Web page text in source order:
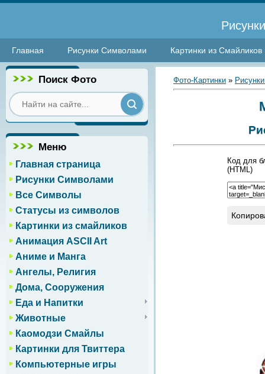
Главная Рисунки Символами Картинки из Смайликов
Поиск Фото
Меню
Главная страница
Рисунки Символами
Все Символы
Статусы из символов
Картинки из смайликов
Анимация ASCII Art
Аниме и Манга
Ангелы, Религия
Дома, Сооружения
Еда и Напитки
Животные
Каомодзи Смайлы
Картинки для Твиттера
Компьютерные игры
Фото-Картинки »
Код для
(HTML)